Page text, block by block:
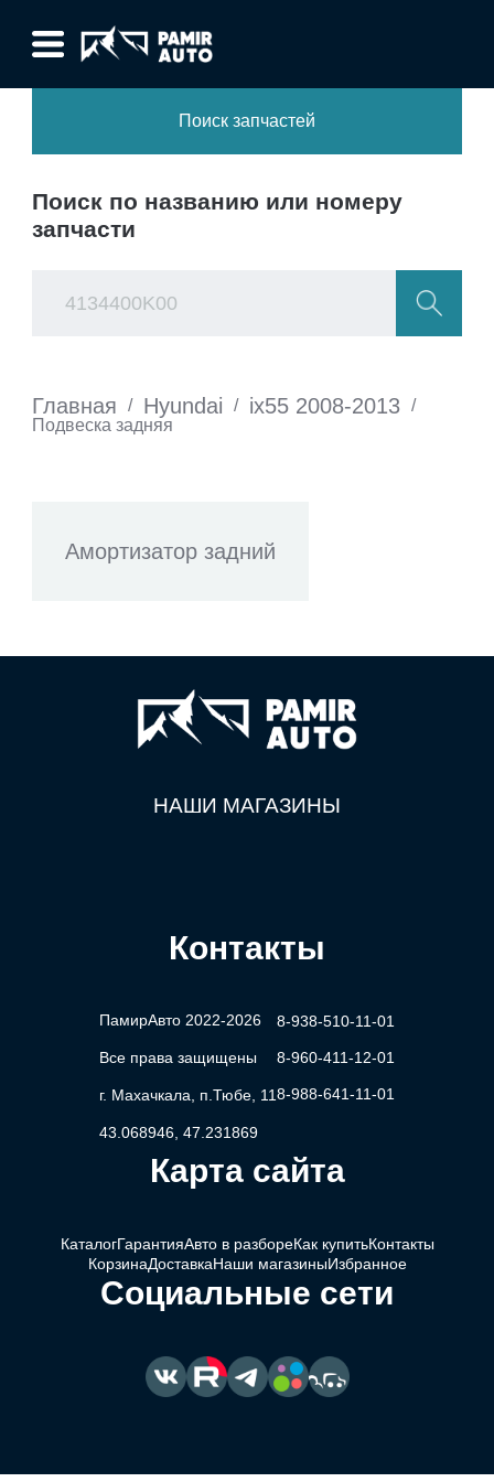
Поиск запчастей
Поиск по названию или номеру
запчасти
Главная / Hyundai / ix55 2008-2013 /
Подвеска задняя
Амортизатор задний
НАШИ МАГАЗИНЫ
Контакты
ПамирАвто 2022-2026
Все права защищены
г. Махачкала, п.Тюбе, 11
43.068946, 47.231869
8-938-510-11-01
8-960-411-12-01
8-988-641-11-01
Карта сайта
КаталогГарантияАвто в разбореКак купитьКонтакты
КорзинаДоставкаНаши магазиныИзбранное
Социальные сети